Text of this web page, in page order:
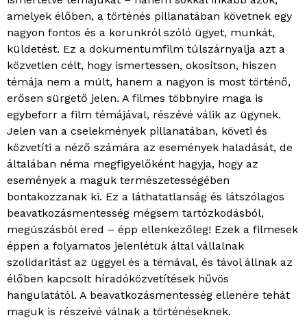
amelyek élőben, a történés pillanatában követnek egy
nagyon fontos és a korunkról szóló ügyet, munkát,
küldetést. Ez a dokumentumfilm túlszárnyalja azt a
közvetlen célt, hogy ismertessen, okosítson, hiszen
témája nem a múlt, hanem a nagyon is most történő,
erősen sürgető jelen. A filmes többnyire maga is
egybeforr a film témájával, részévé válik az ügynek.
Jelen van a cselekmények pillanatában, követi és
közvetíti a néző számára az események haladását, de
általában néma megfigyelőként hagyja, hogy az
események a maguk természetességében
bontakozzanak ki. Ez a láthatatlanság és látszólagos
beavatkozásmentesség mégsem tartózkodásból,
megúszásból ered – épp ellenkezőleg! Ezek a filmesek
éppen a folyamatos jelenlétük által vállalnak
szolidaritást az üggyel és a témával, és távol állnak az
élőben kapcsolt híradóközvetítések hűvös
hangulatától. A beavatkozásmentesség ellenére tehát
maguk is részeivé válnak a történéseknek.